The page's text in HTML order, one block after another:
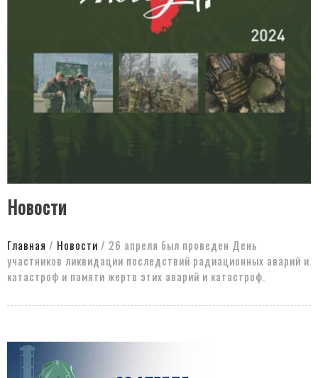
Новости
Главная / Новости / 26 апреля был проведен День
участников ликвидации последствий радиационных аварий и
катастроф и памяти жертв этих аварий и катастроф.